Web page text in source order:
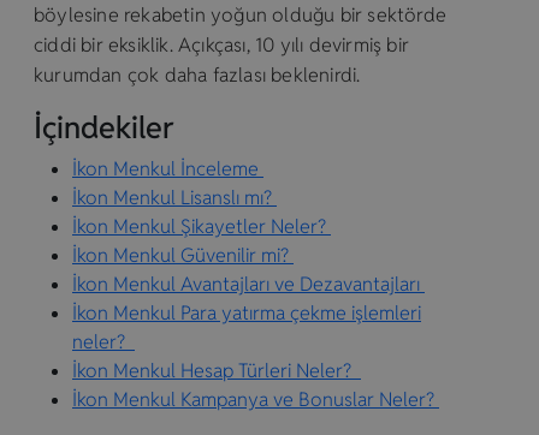
böylesine rekabetin yoğun olduğu bir sektörde
ciddi bir eksiklik. Açıkçası, 10 yılı devirmiş bir
kurumdan çok daha fazlası beklenirdi.
İçindekiler
İkon Menkul İnceleme
İkon Menkul Lisanslı mı?
İkon Menkul Şikayetler Neler?
İkon Menkul Güvenilir mi?
İkon Menkul Avantajları ve Dezavantajları
İkon Menkul Para yatırma çekme işlemleri
neler?
İkon Menkul Hesap Türleri Neler?
İkon Menkul Kampanya ve Bonuslar Neler?